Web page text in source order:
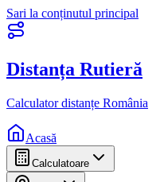
Sari la conținutul principal
Distanța Rutieră
Calculator distanțe România
Acasă
Calculatoare